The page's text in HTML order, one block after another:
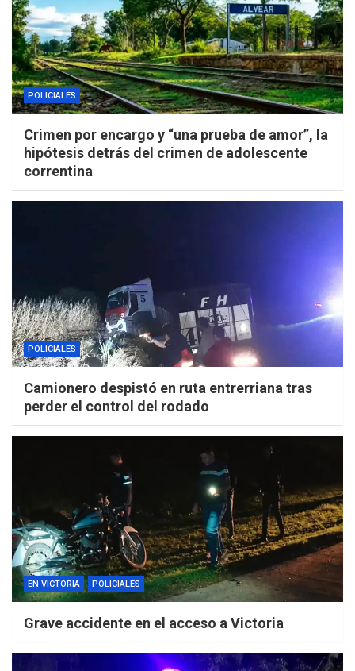
POLICIALES
Crimen por encargo y “una prueba de amor”, la
hipótesis detrás del crimen de adolescente
correntina
POLICIALES
Camionero despistó en ruta entrerriana tras
perder el control del rodado
EN VICTORIA POLICIALES
Grave accidente en el acceso a Victoria